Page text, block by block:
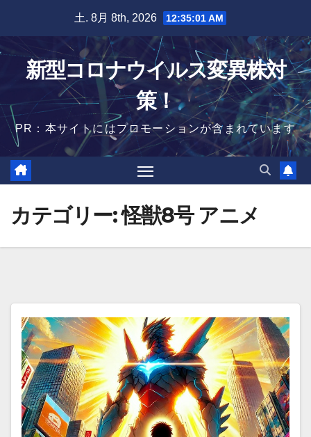
content
土. 8月 8th, 2026 12:35:02 AM
新型コロナウイルス変異株対
策！
PR：本サイトにはプロモーションが含まれています
カテゴリー:怪獣8号 アニメ